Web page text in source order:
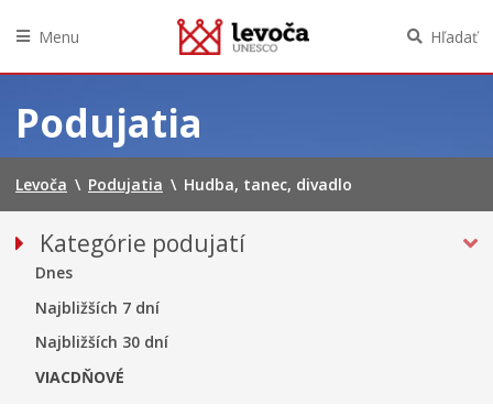
obsah
Menu Hľadať
Podujatia
Levoča \ Podujatia \ Hudba, tanec, divadlo
Kategórie podujatí
VŠETKY PODUJATIA
HUDBA, TANEC, DIVADLO
Múzeá, galérie, knižnice
Športové
Dnes
Najbližších 7 dní
Najbližších 30 dní
VIACDŇOVÉ